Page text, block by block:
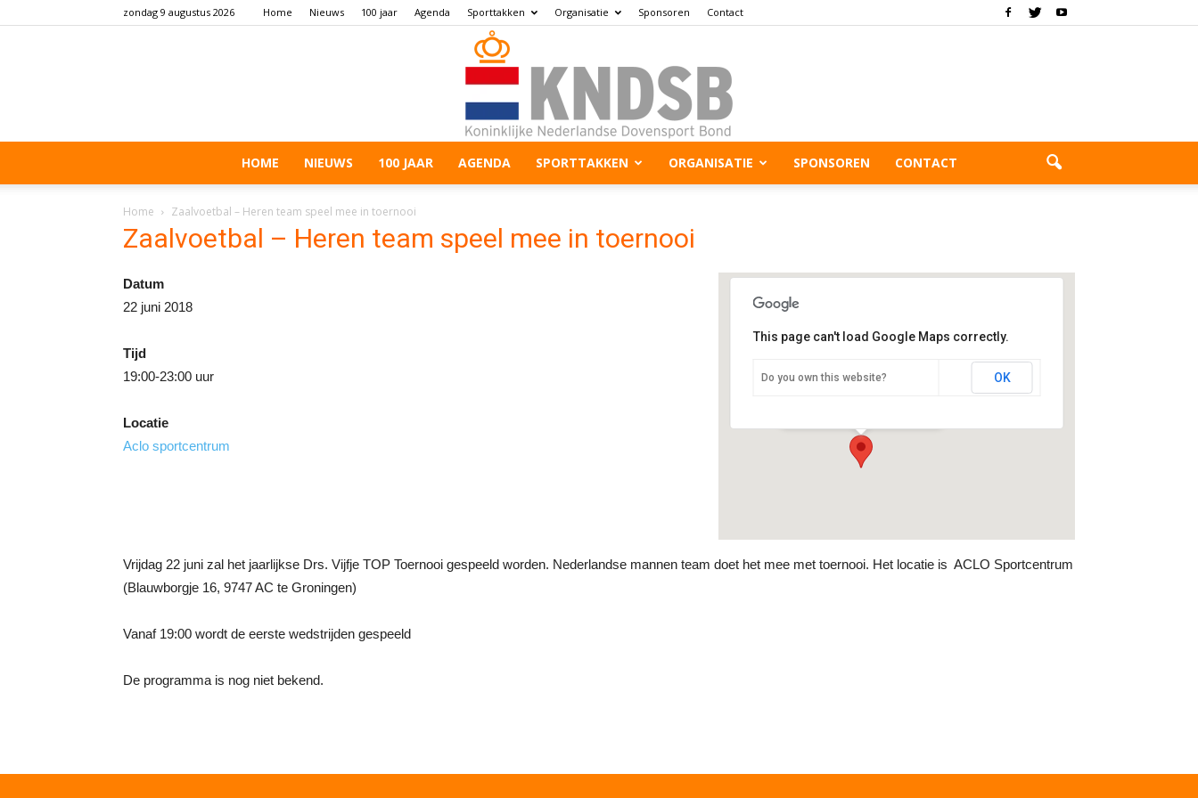
zondag 9 augustus 2026 Home Nieuws 100 jaar Agenda Sporttakken Organisatie Sponsoren Contact
HOME NIEUWS 100 JAAR AGENDA SPORTTAKKEN ORGANISATIE SPONSOREN CONTACT
Home Zaalvoetbal – Heren team speel mee in toernooi
Zaalvoetbal – Heren team speel mee in toernooi
Aclo sportcentrum
This page can't load Google Maps correctly.
Do you own this website? OK
Datum
22 juni 2018
Tijd
19:00-23:00 uur
Locatie
Aclo sportcentrum
Vrijdag 22 juni zal het jaarlijkse Drs. Vijfje TOP Toernooi gespeeld worden. Nederlandse mannen team doet het mee met toernooi. Het locatie is ACLO Sportcentrum
(Blauwborgje 16, 9747 AC te Groningen)
Vanaf 19:00 wordt de eerste wedstrijden gespeeld
De programma is nog niet bekend.